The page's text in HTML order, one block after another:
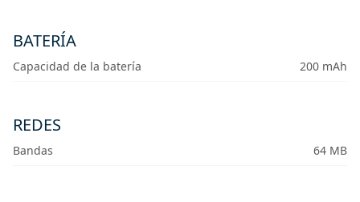
BATERÍA
Capacidad de la batería 200 mAh
REDES
Bandas 64 MB